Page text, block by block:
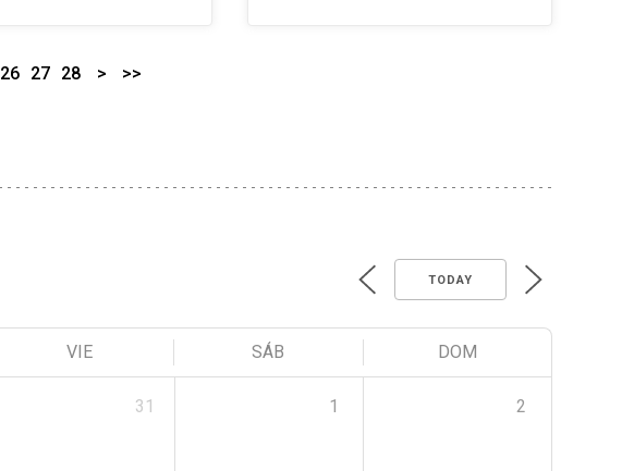
26 27 28 > >>
TODAY
VIE SÁB DOM
31 1 2